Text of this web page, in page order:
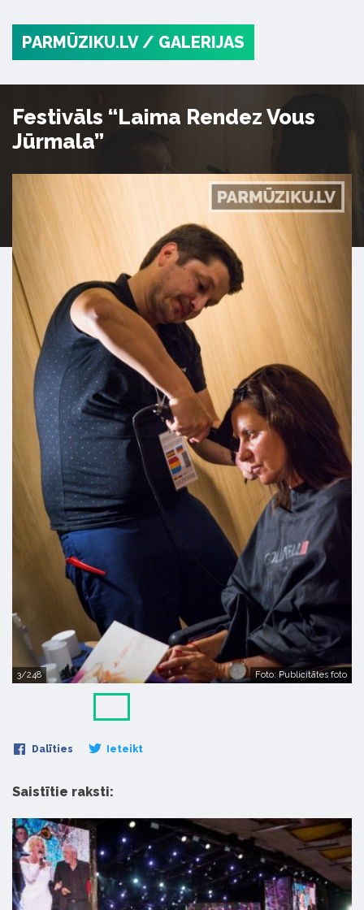
PARMŪZIKU.LV / GALERIJAS
Festivāls “Laima Rendez Vous
Jūrmala”
3/248 Foto: Publicitātes foto
Dalīties Ieteikt
Saistītie raksti: